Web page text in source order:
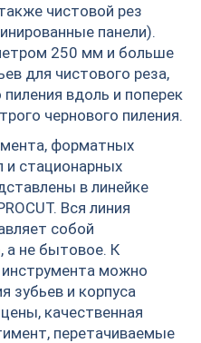
чистовой рез
панели).
250 мм и больше
для чистового реза,
вдоль и поперек
чернового пиления.
форматных
и стационарных
в линейке
Вся линия
собой
а не бытовое. К
можно
зубьев и корпуса
качественная
перетачиваемые